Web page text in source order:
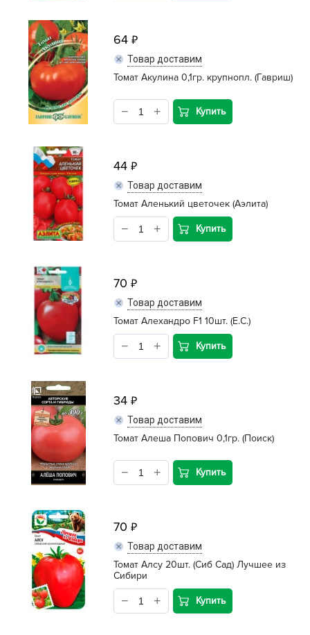
64
Товар доставим
Томат Акулина 0,1гр. крупнопл. (Гавриш)
Купить
44
Товар доставим
Томат Аленький цветочек (Аэлита)
Купить
70
Товар доставим
Томат Алехандро F1 10шт. (Е.С.)
Купить
34
Товар доставим
Томат Алеша Попович 0,1гр. (Поиск)
Купить
70
Товар доставим
Томат Алсу 20шт. (Сиб Сад) Лучшее из
Сибири
Купить